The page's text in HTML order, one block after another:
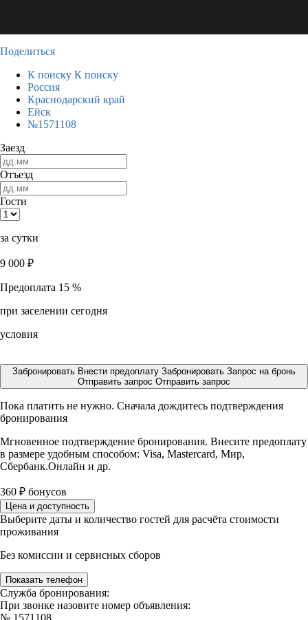
Поделиться
К поиску К поиску
Россия
Краснодарский край
Ейск
№1571108
Заезд
Отъезд
Гости
за сутки
9 000 ₽
Предоплата 15 %
при заселении сегодня
условия
Забронировать Внести предоплату Забронировать Запрос на бронь
Отправить запрос Отправить запрос
Пока платить не нужно. Сначала дождитесь подтверждения
бронирования
Мгновенное подтверждение бронирования. Внесите предоплату
в размере удобным способом: Visa, Mastercard, Мир,
Сбербанк.Онлайн и др.
360 ₽ бонусов
Цена и доступность
Выберите даты и количество гостей для расчёта стоимости
проживания
Без комиссии и сервисных сборов
Показать телефон
Служба бронирования:
При звонке назовите номер объявления:
№ 1571108